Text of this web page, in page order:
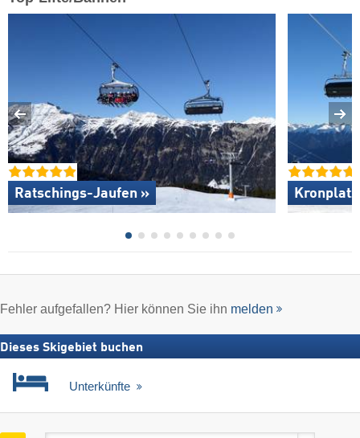
Ratschings-Jaufen »
Fehler aufgefallen? Hier können Sie ihn melden
Dieses Skigebiet buchen
Unterkünfte